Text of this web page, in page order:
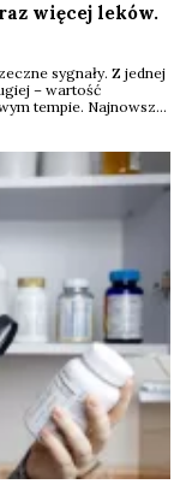
więcej leków.
sygnały. Z jednej
– wartość
tempie. Najnowsze
i produktów health